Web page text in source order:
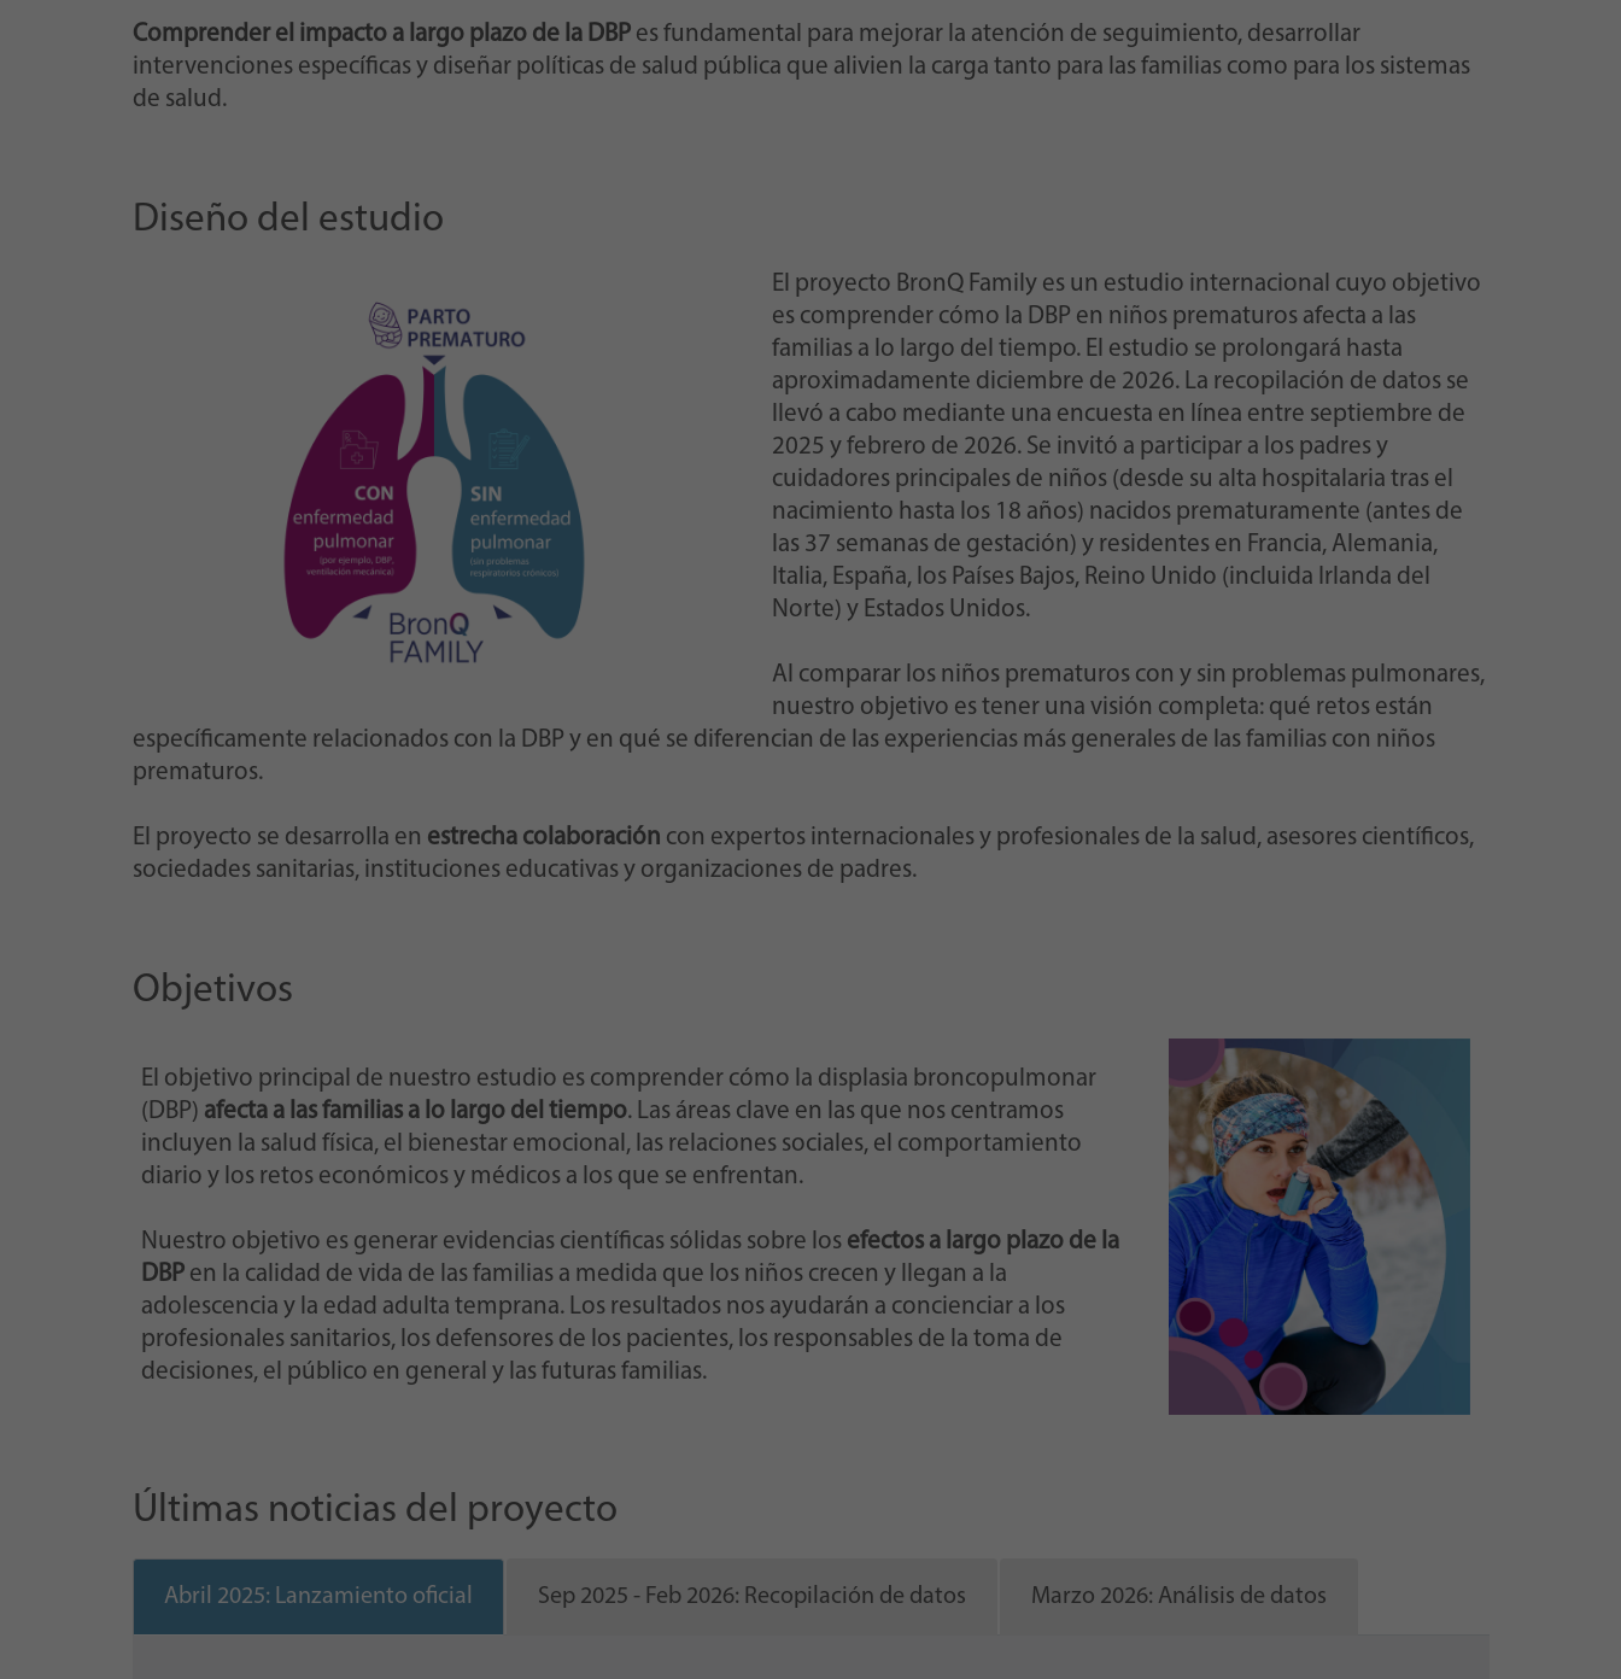
Comprender el impacto a largo plazo de la DBPes fundamental para mejorar la atención de seguimiento, desarrollar
intervenciones específicas y diseñar políticas de salud pública que alivien la carga tanto para las familias como para los sistemas
de salud.
Diseño del estudio
El proyecto BronQ Family es un estudio internacional cuyo objetivo
es comprender cómo la DBP en niños prematuros afecta a las
familias a lo largo del tiempo. El estudio se prolongará hasta
aproximadamente diciembre de 2026. La recopilación de datos se
llevó a cabo mediante una encuesta en línea entre septiembre de
2025 y febrero de 2026. Se invitó a participar a los padres y
cuidadores principales de niños (desde su alta hospitalaria tras el
nacimiento hasta los 18 años) nacidos prematuramente (antes de
las 37 semanas de gestación) y residentes en Francia, Alemania,
Italia, España, los Países Bajos, Reino Unido (incluida Irlanda del
Norte) y Estados Unidos.
Al comparar los niños prematuros con y sin problemas pulmonares,
nuestro objetivo es tener una visión completa: qué retos están
específicamente relacionados con la DBP y en qué se diferencian de las experiencias más generales de las familias con niños
prematuros.
El proyecto se desarrolla en estrecha colaboración con expertos internacionales y profesionales de la salud, asesores científicos,
sociedades sanitarias, instituciones educativas y organizaciones de padres.
Objetivos
El objetivo principal de nuestro estudio es comprender cómo la displasia broncopulmonar
(DBP) afecta a las familias a lo largo del tiempo. Las áreas clave en las que nos centramos
incluyen la salud física, el bienestar emocional, las relaciones sociales, el comportamiento
diario y los retos económicos y médicos a los que se enfrentan.
Nuestro objetivo es generar evidencias científicas sólidas sobre los efectos a largo plazo de la
DBP en la calidad de vida de las familias a medida que los niños crecen y llegan a la
adolescencia y la edad adulta temprana. Los resultados nos ayudarán a concienciar a los
profesionales sanitarios, los defensores de los pacientes, los responsables de la toma de
decisiones, el público en general y las futuras familias.
Últimas noticias del proyecto
Abril 2025: Lanzamiento oficial Sep 2025 - Feb 2026: Recopilación de datos Marzo 2026: Análisis de datos